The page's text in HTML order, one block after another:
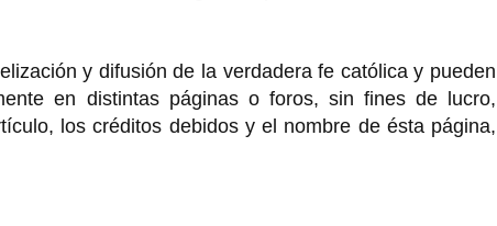
y difusión de la verdadera fe católica y pueden
en distintas páginas o foros, sin fines de lucro,
los créditos debidos y el nombre de ésta página,